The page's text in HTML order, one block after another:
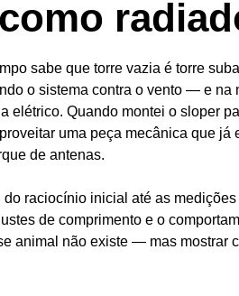
sabe que torre vazia é torre
o sistema contra o vento — e
elétrico. Quando montei o sloper
uma peça mecânica que
de antenas.
raciocínio inicial até as
de comprimento e o
animal não existe — mas mostrar